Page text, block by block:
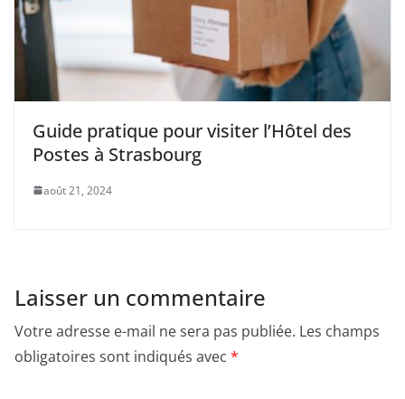
Guide pratique pour visiter l’Hôtel des
Postes à Strasbourg
août 21, 2024
Laisser un commentaire
Votre adresse e-mail ne sera pas publiée. Les champs
obligatoires sont indiqués avec *